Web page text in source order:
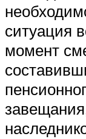
ситуация
момент